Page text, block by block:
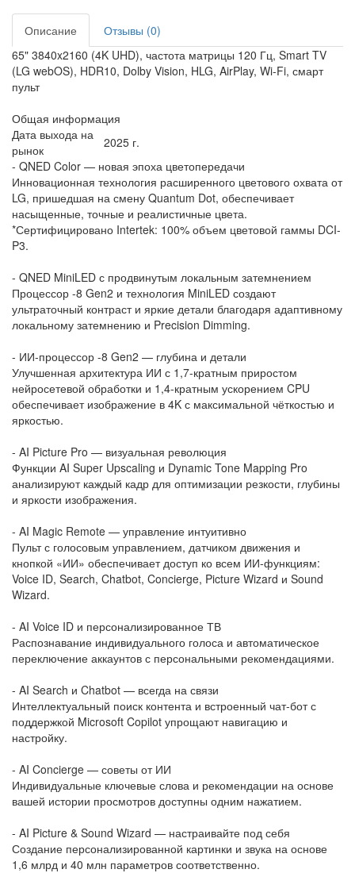
Описание
Отзывы (0)
65" 3840x2160 (4K UHD), частота матрицы 120 Гц, Smart TV
(LG webOS), HDR10, Dolby Vision, HLG, AirPlay, Wi-Fi, смарт
пульт
Общая информация
Дата выхода на
рынок
2025 г.
- QNED Color — новая эпоха цветопередачи
Инновационная технология расширенного цветового охвата от
LG, пришедшая на смену Quantum Dot, обеспечивает
насыщенные, точные и реалистичные цвета.
*Сертифицировано Intertek: 100% объем цветовой гаммы DCI-
P3.
- QNED MiniLED с продвинутым локальным затемнением
Процессор -8 Gen2 и технология MiniLED создают
ультраточный контраст и яркие детали благодаря адаптивному
локальному затемнению и Precision Dimming.
- ИИ-процессор -8 Gen2 — глубина и детали
Улучшенная архитектура ИИ с 1,7-кратным приростом
нейросетевой обработки и 1,4-кратным ускорением CPU
обеспечивает изображение в 4K с максимальной чёткостью и
яркостью.
- AI Picture Pro — визуальная революция
Функции AI Super Upscaling и Dynamic Tone Mapping Pro
анализируют каждый кадр для оптимизации резкости, глубины
и яркости изображения.
- AI Magic Remote — управление интуитивно
Пульт с голосовым управлением, датчиком движения и
кнопкой «ИИ» обеспечивает доступ ко всем ИИ-функциям:
Voice ID, Search, Chatbot, Concierge, Picture Wizard и Sound
Wizard.
- AI Voice ID и персонализированное ТВ
Распознавание индивидуального голоса и автоматическое
переключение аккаунтов с персональными рекомендациями.
- AI Search и Chatbot — всегда на связи
Интеллектуальный поиск контента и встроенный чат-бот с
поддержкой Microsoft Copilot упрощают навигацию и
настройку.
- AI Concierge — советы от ИИ
Индивидуальные ключевые слова и рекомендации на основе
вашей истории просмотров доступны одним нажатием.
- AI Picture & Sound Wizard — настраивайте под себя
Создание персонализированной картинки и звука на основе
1,6 млрд и 40 млн параметров соответственно.